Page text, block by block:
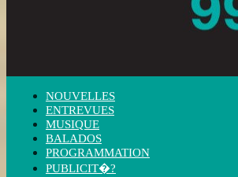
NOUVELLES
ENTREVUES
MUSIQUE
BALADOS
PROGRAMMATION
PUBLICIT�?